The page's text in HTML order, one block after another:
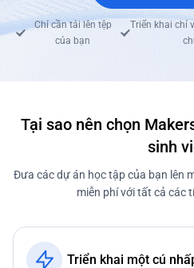
Chỉ cần tải lên tệp
của bạn
Triển khai chỉ
Tại sao nên chọn
sinh
Đưa các dự án học tập của bạn lên
miễn phí với tất cả các
Triển khai một cú